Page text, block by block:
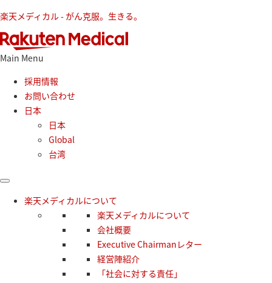
楽天メディカル - がん克服。生きる。
Main Menu
採用情報
お問い合わせ
日本
日本
Global
台湾
楽天メディカルについて
楽天メディカルについて
会社概要
Executive Chairmanレター
経営陣紹介
「社会に対する責任」